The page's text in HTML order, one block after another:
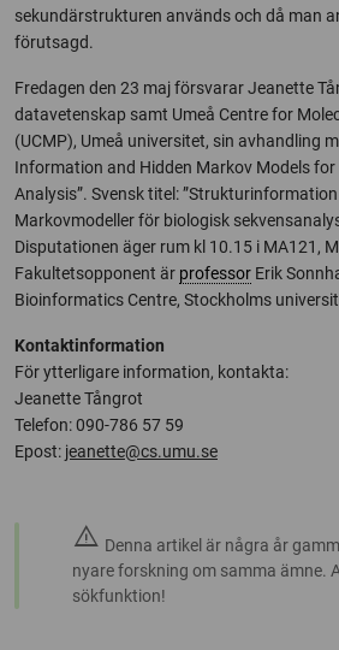
sekundärstrukturen används och då man
förutsagd.
Fredagen den 23 maj försvarar Jeanette
datavetenskap samt Umeå Centre for
(UCMP), Umeå universitet, sin avhandling
Information and Hidden Markov Models for
Analysis”. Svensk titel:
Markovmodeller för biologisk
Disputationen äger rum kl 10.15 i MA121,
Fakultetsopponent är professor Erik
Bioinformatics Centre, Stockholms
Kontaktinformation
För ytterligare information, kontakta:
Jeanette Tångrot
Telefon: 090-786 57 59
Epost: jeanette@cs.umu.se
warning Denna artikel är några år
nyare forskning om samma ämne.
sökfunktion!